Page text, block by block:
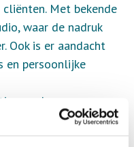
Met bekende
waar de nadruk
Ook is er aandacht
en persoonlijke
en de
buiten én binnen
een gezellige